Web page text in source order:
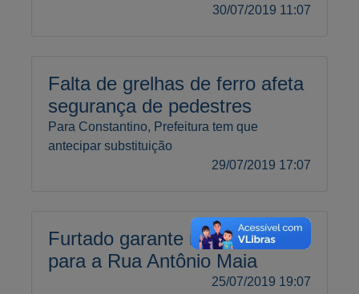
30/07/2019 11:07
Falta de grelhas de ferro afeta
segurança de pedestres
Para Constantino, Prefeitura tem que
antecipar substituição
29/07/2019 17:07
Furtado garante melhorias
para a Rua Antônio Maia
25/07/2019 19:07